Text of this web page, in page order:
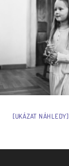
[UKÁZAT NÁHLEDY]